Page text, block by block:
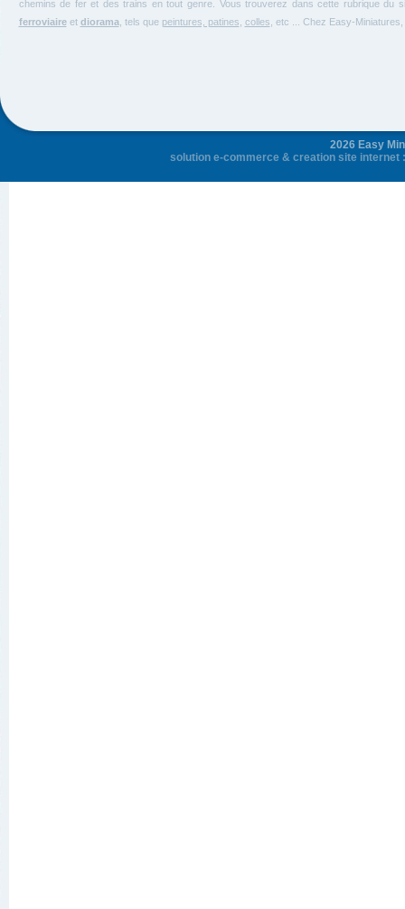
chemins de fer et des trains en tout genre. Vous trouverez dans cette rubrique du
ferroviaireet diorama, tels que peintures, patines colles , etc ... Chez Easy-
2026 Easy
solution e-commerce & creation site internet